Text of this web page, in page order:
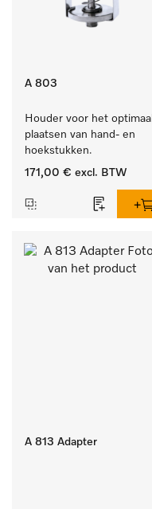
A 803
Houder voor het optimaal
plaatsen van hand- en
hoekstukken.
171,00 € excl. BTW
A 813 Adapter